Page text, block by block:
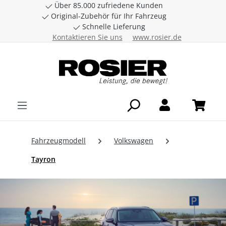
Zum Hauptinhalt springen
Über 85.000 zufriedene Kunden
Original-Zubehör für Ihr Fahrzeug
Schnelle Lieferung
Kontaktieren Sie uns
www.rosier.de
Fahrzeugmodell
Volkswagen
Tayron